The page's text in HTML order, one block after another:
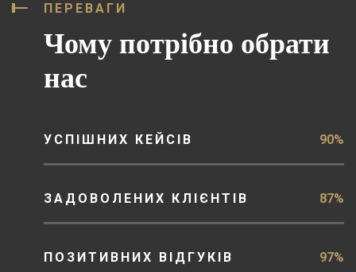
ПЕРЕВАГИ
Чому потрібно обрати
нас
УСПІШНИХ КЕЙСІВ 90%
ЗАДОВОЛЕНИХ КЛІЄНТІВ 87%
ПОЗИТИВНИХ ВІДГУКІВ 97%